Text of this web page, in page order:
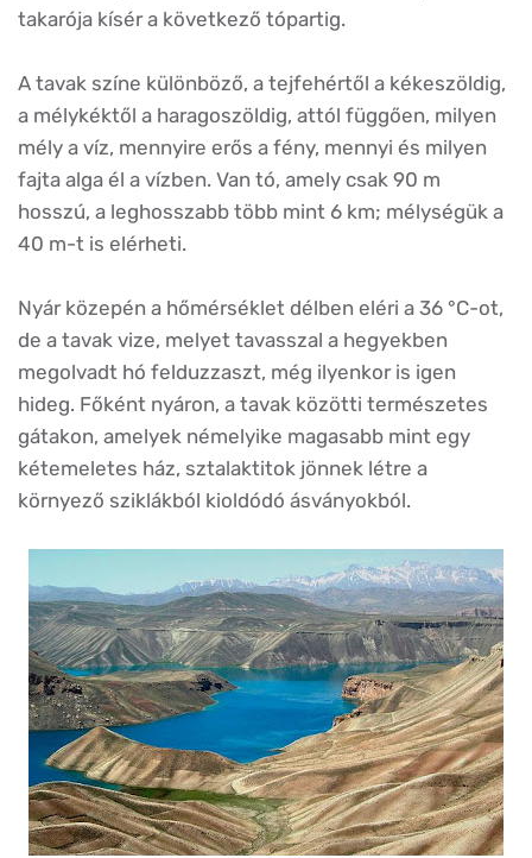
takarója kísér a következő tópartig.
A tavak színe különböző, a tejfehértől a kékeszöldig,
a mélykéktől a haragoszöldig, attól függően, milyen
mély a víz, mennyire erős a fény, mennyi és milyen
fajta alga él a vízben. Van tó, amely csak 90 m
hosszú, a leghosszabb több mint 6 km; mélységük a
40 m-t is elérheti.
Nyár közepén a hőmérséklet délben eléri a 36 °C-ot,
de a tavak vize, melyet tavasszal a hegyekben
megolvadt hó felduzzaszt, még ilyenkor is igen
hideg. Főként nyáron, a tavak közötti természetes
gátakon, amelyek némelyike magasabb mint egy
kétemeletes ház, sztalaktitok jönnek létre a
környező sziklákból kioldódó ásványokból.